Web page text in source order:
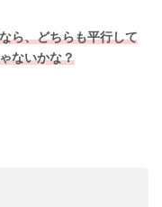
ら、どちらも平行して
ないかな？